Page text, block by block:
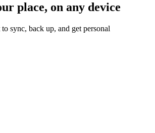
place, on any device
sync, back up, and get personal